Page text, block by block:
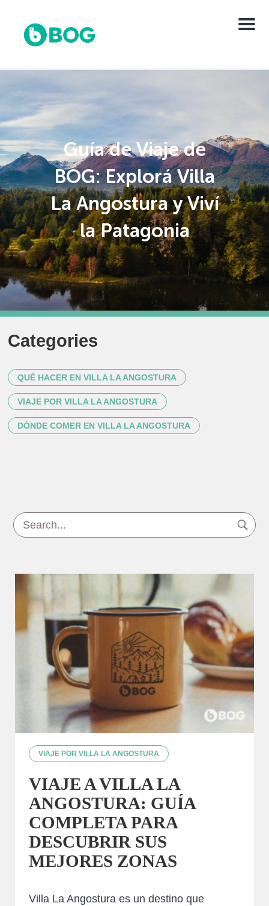
Menu
Guía de Viaje de
BOG: Explorá Villa
La Angostura y Viví
la Patagonia
VIAJE POR VILLA LA ANGOSTURA
VIAJE A VILLA LA
ANGOSTURA: GUÍA
COMPLETA PARA
DESCUBRIR SUS
MEJORES ZONAS
Villa La Angostura es un destino que
Categories
QUÉ HACER EN VILLA LA ANGOSTURA
VIAJE POR VILLA LA ANGOSTURA
DÓNDE COMER EN VILLA LA ANGOSTURA